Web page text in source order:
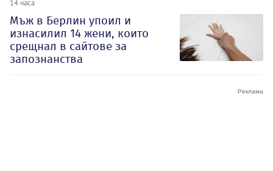
14 часа
Мъж в Берлин упоил и
изнасилил 14 жени, които
срещнал в сайтове за
запознанства